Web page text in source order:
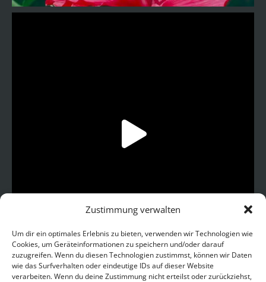
Zustimmung verwalten
Um dir ein optimales Erlebnis zu bieten, verwenden wir Technologien wie
Cookies, um Geräteinformationen zu speichern und/oder darauf
zuzugreifen. Wenn du diesen Technologien zustimmst, können wir Daten
wie das Surfverhalten oder eindeutige IDs auf dieser Website
verarbeiten. Wenn du deine Zustimmung nicht erteilst oder zurückziehst,
Auf Instagram folgen